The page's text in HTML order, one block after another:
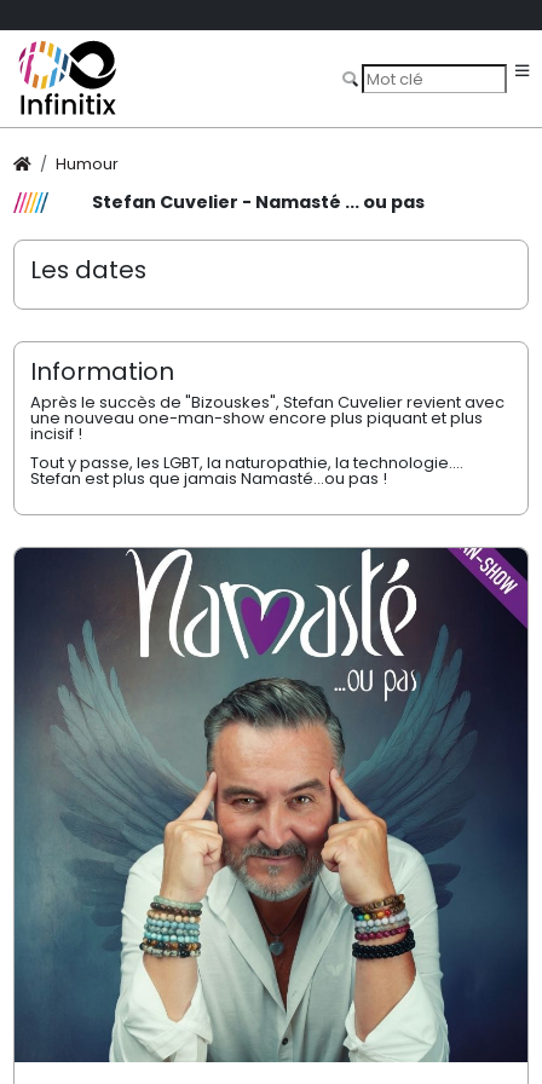
Humour
Stefan Cuvelier - Namasté ... ou pas
Les dates
Information
Après le succès de "Bizouskes", Stefan Cuvelier revient avec
une nouveau one-man-show encore plus piquant et plus
incisif !
Tout y passe, les LGBT, la naturopathie, la technologie....
Stefan est plus que jamais Namasté...ou pas !